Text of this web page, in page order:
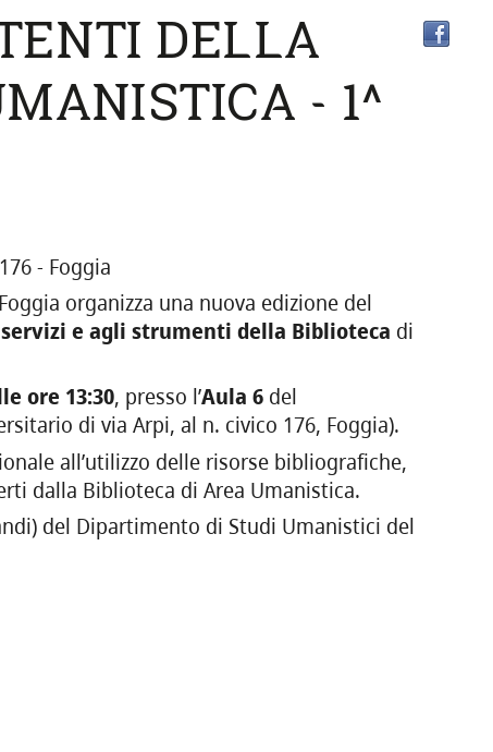
DELLA
- 1^
- Foggia
organizza una nuova edizione del
e agli strumenti della Biblioteca di
ore 13:30, presso l’Aula 6 del
di via Arpi, al n. civico 176, Foggia).
all’utilizzo delle risorse bibliografiche,
dalla Biblioteca di Area Umanistica.
del Dipartimento di Studi Umanistici del